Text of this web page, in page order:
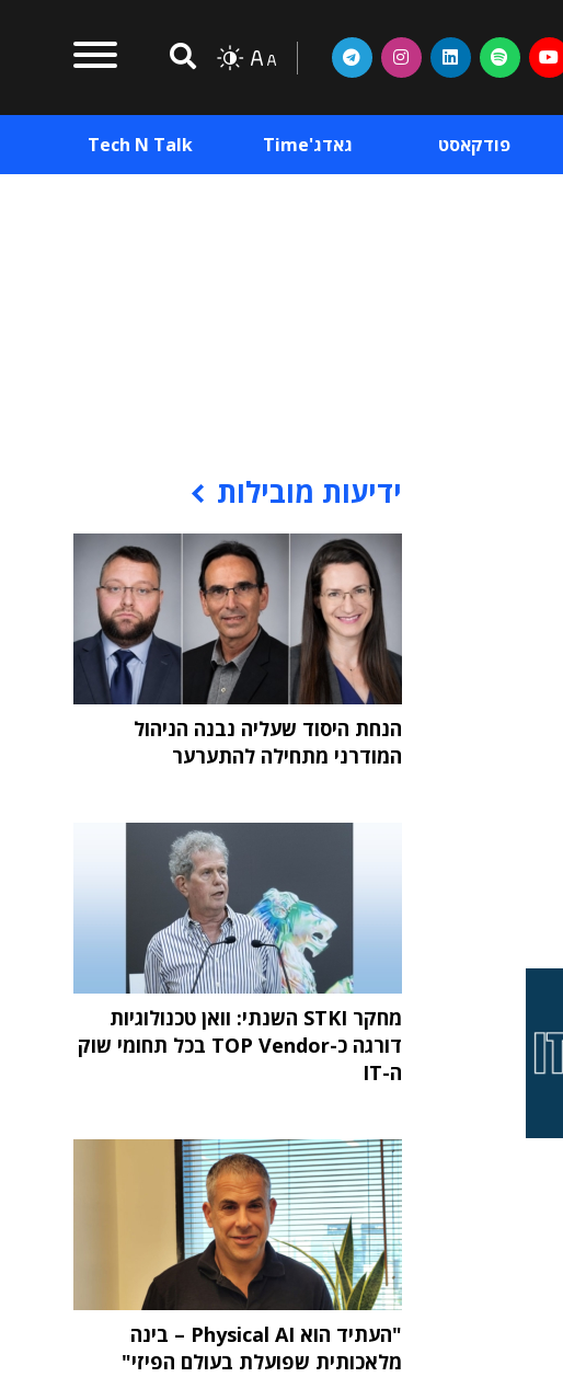
פודקאסט גאדג'Time Tech N Talk
ידיעות מובילות
הנחת היסוד שעליה נבנה הניהול
המודרני מתחילה להתערער
מחקר STKI השנתי: וואן טכנולוגיות
דורגה כ-TOP Vendor בכל תחומי שוק
ה-IT
"העתיד הוא Physical AI – בינה
מלאכותית שפועלת בעולם הפיזי"